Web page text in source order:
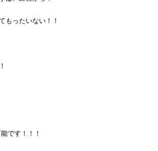
もったいない！！
です！！！